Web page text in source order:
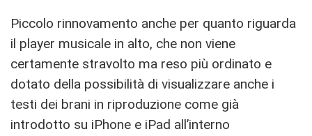
Piccolo rinnovamento anche per quanto riguarda
il player musicale in alto, che non viene
certamente stravolto ma reso più ordinato e
dotato della possibilità di visualizzare anche i
testi dei brani in riproduzione come già
introdotto su iPhone e iPad all’interno